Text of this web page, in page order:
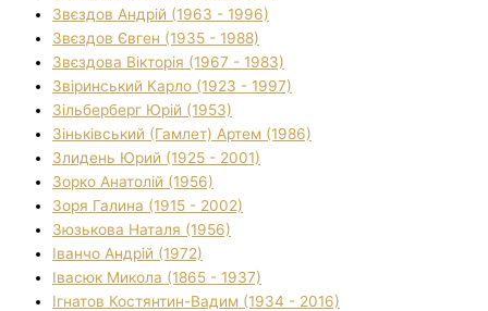
Звєздов Андрій (1963 - 1996)
Звєздов Євген (1935 - 1988)
Звєздова Вікторія (1967 - 1983)
Звіринський Карло (1923 - 1997)
Зільберберг Юрій (1953)
Зіньківський (Гамлет) Артем (1986)
Злидень Юрий (1925 - 2001)
Зорко Анатолій (1956)
Зоря Галина (1915 - 2002)
Зюзькова Наталя (1956)
Іванчо Андрій (1972)
Івасюк Микола (1865 - 1937)
Ігнатов Костянтин-Вадим (1934 - 2016)